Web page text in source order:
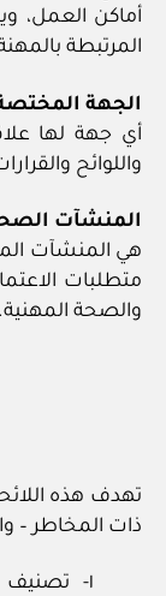
أماكن العمل،
المرتبطة
الجهة
أي جهة لها
واللوائح
المنشآت
هي المنشآت
متطلبات
والصحة المهنية.
تهدف هذه
ذات المخاطر –
١-